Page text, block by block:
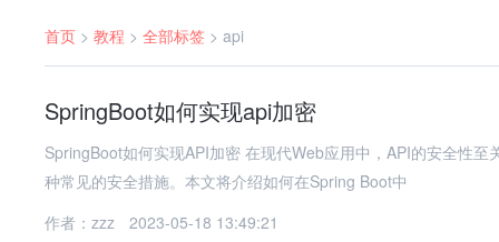
首页 > 教程 > 全部标签 > api
SpringBoot如何实现api加密
SpringBoot如何实现API加密 在现代Web应用中，API的安全性至关重要。为了保护敏感数据，防止数据泄露和篡改，API加密成为了一
种常见的安全措施。本文将介绍如何在Spring Boot中
作者：zzz
2023-05-18 13:49:21